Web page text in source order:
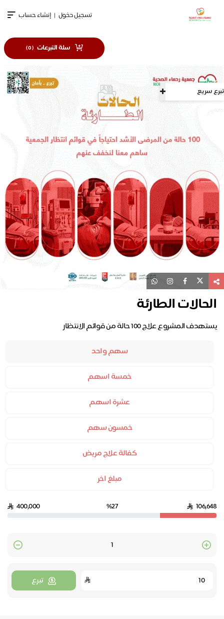
تبرع سريع
تسجيل دخول | إنشاء حساب
سلة التبرعات (
0
)
الحالات الطارئة
يستهدف المشروع علاج 100 حالة من قوائم الانتظار
سهم واحد
خمسة اسهم
عشرة اسهم
خمسون سهم
كفالة علاج مريض
مبلغ اخر
106,648
%27
400,000
Quantity
تبرع